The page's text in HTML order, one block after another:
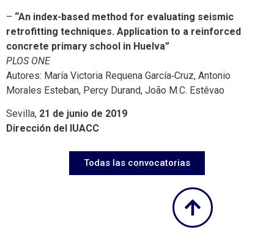
– “An index-based method for evaluating seismic
retrofitting techniques. Application to a reinforced
concrete primary school in Huelva”
PLOS ONE
Autores: María Victoria Requena García‑Cruz, Antonio
Morales Esteban, Percy Durand, João M.C. Estêvao
Sevilla, 21 de junio de 2019
Dirección del IUACC
Todas las convocatorias